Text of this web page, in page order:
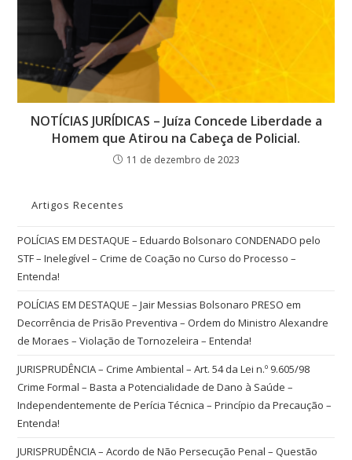
NOTÍCIAS JURÍDICAS – Juíza Concede Liberdade a
Homem que Atirou na Cabeça de Policial.
11 de dezembro de 2023
Artigos Recentes
POLÍCIAS EM DESTAQUE – Eduardo Bolsonaro CONDENADO pelo
STF – Inelegível – Crime de Coação no Curso do Processo –
Entenda!
POLÍCIAS EM DESTAQUE – Jair Messias Bolsonaro PRESO em
Decorrência de Prisão Preventiva – Ordem do Ministro Alexandre
de Moraes – Violação de Tornozeleira – Entenda!
JURISPRUDÊNCIA – Crime Ambiental – Art. 54 da Lei n.º 9.605/98
Crime Formal – Basta a Potencialidade de Dano à Saúde –
Independentemente de Perícia Técnica – Princípio da Precaução –
Entenda!
JURISPRUDÊNCIA – Acordo de Não Persecução Penal – Questão